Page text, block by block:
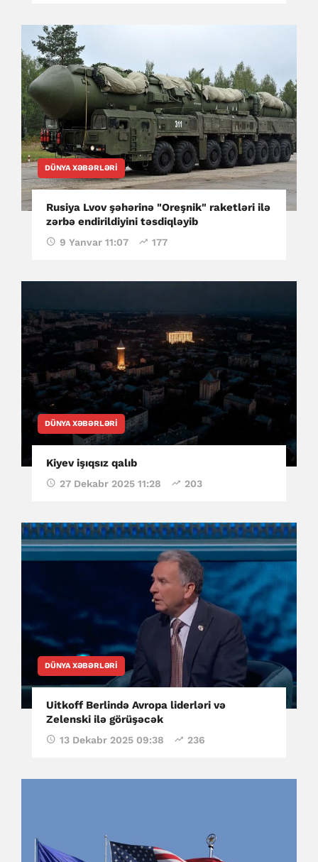
DÜNYA XƏBƏRLƏRI
Rusiya Lvov şəhərinə "Oreşnik" raketləri ilə
zərbə endirildiyini təsdiqləyib
9 Yanvar 11:07 177
DÜNYA XƏBƏRLƏRI
Kiyev işıqsız qalıb
27 Dekabr 2025 11:28 203
DÜNYA XƏBƏRLƏRI
Uitkoff Berlində Avropa liderləri və
Zelenski ilə görüşəcək
13 Dekabr 2025 09:38 236